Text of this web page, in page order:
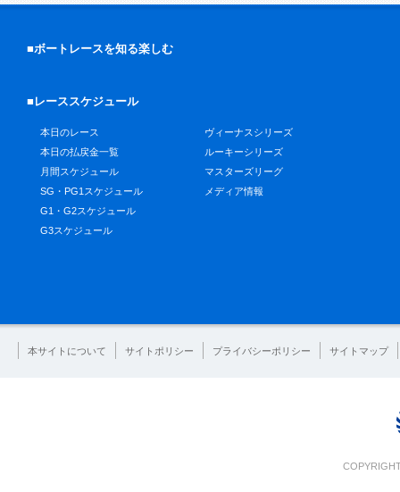
■ボートレースを知る楽しむ
■レーススケジュール
本日のレース
本日の払戻金一覧
月間スケジュール
SG・PG1スケジュール
G1・G2スケジュール
G3スケジュール
ヴィーナスシリーズ
ルーキーシリーズ
マスターズリーグ
メディア情報
本サイトについて サイトポリシー プライバシーポリシー サイトマップ